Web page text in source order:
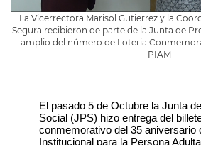
La Vicerrectora Marisol Gutierrez y la
Segura recibieron de parte de la Junta de
amplio del número de Loteria
PIAM
El pasado 5 de Octubre la Junta
Social (JPS) hizo entrega del
conmemorativo del 35 aniversario
Institucional para la Persona